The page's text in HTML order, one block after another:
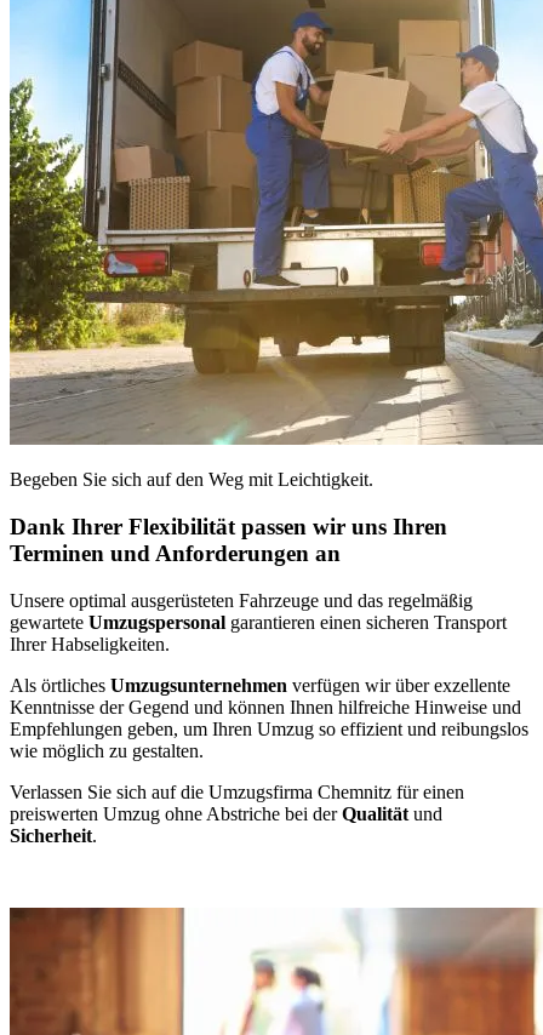
Begeben Sie sich auf den Weg mit Leichtigkeit.
Dank Ihrer Flexibilität passen wir uns Ihren
Terminen und Anforderungen an
Unsere optimal ausgerüsteten Fahrzeuge und das regelmäßig
gewartete Umzugspersonal garantieren einen sicheren Transport
Ihrer Habseligkeiten.
Als örtliches Umzugsunternehmen verfügen wir über exzellente
Kenntnisse der Gegend und können Ihnen hilfreiche Hinweise und
Empfehlungen geben, um Ihren Umzug so effizient und reibungslos
wie möglich zu gestalten.
Verlassen Sie sich auf die Umzugsfirma Chemnitz für einen
preiswerten Umzug ohne Abstriche bei derQualität und
Sicherheit.